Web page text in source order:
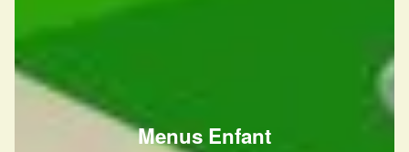
Menus Enfant